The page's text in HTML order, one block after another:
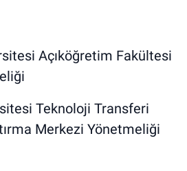
Açıköğretim Fakültesi
Teknoloji Transferi
Merkezi Yönetmeliği